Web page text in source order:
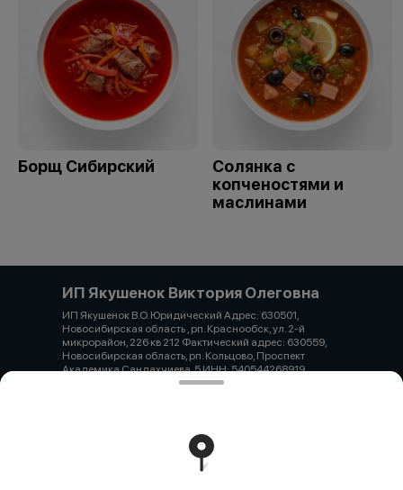
Борщ Сибирский
Солянка с
копченостями и
маслинами
ИП Якушенок Виктория Олеговна
ИП Якушенок В.О. Юридический Адрес: 630501,
Новосибирская область , рп. Краснообск, ул. 2-й
микрорайон, 226 кв 212 Фактический адрес: 630559,
Новосибирская область, рп. Кольцово, Проспект
Академика Сандахчиева, 5 ИНН: 540544268919
ОГРНИП: 321547600153791 Р. сч: 40802 810 7 4405
Работает на эффективном ядре